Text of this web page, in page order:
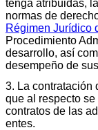
tenga atribuidas,
normas de
Régimen Jurídico
Procedimiento
desarrollo, así
desempeño de
3. La contratación
que al respecto
contratos de las
entes.